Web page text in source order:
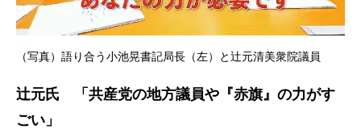
（写真）語り合う小池晃書記局長（左）と辻元清美衆院議員
辻元氏 「共産党の地方議員や『赤旗』の力がす
ごい」